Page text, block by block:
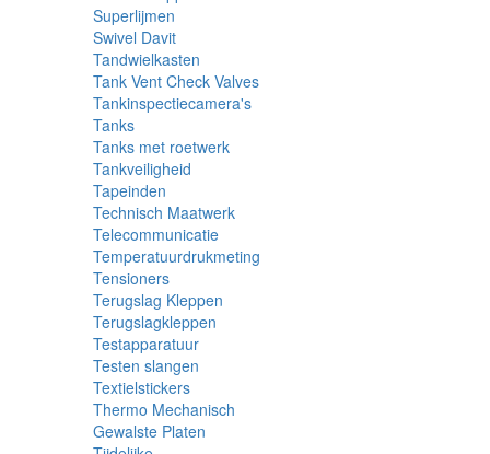
Superlijmen
Swivel Davit
Tandwielkasten
Tank Vent Check Valves
Tankinspectiecamera's
Tanks
Tanks met roetwerk
Tankveiligheid
Tapeinden
Technisch Maatwerk
Telecommunicatie
Temperatuurdrukmeting
Tensioners
Terugslag Kleppen
Terugslagkleppen
Testapparatuur
Testen slangen
Textielstickers
Thermo Mechanisch
Gewalste Platen